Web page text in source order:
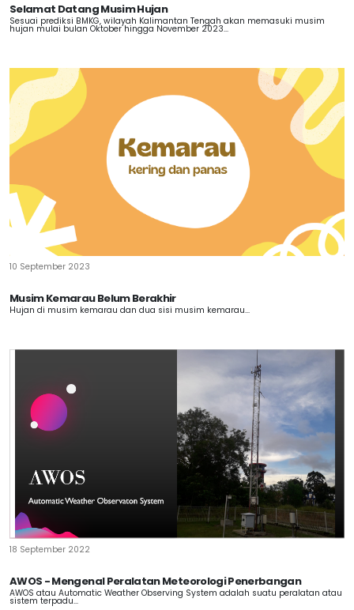
Selamat Datang Musim Hujan
Sesuai prediksi BMKG, wilayah Kalimantan Tengah akan memasuki musim
hujan mulai bulan Oktober hingga November 2023...
10 September 2023
Musim Kemarau Belum Berakhir
Hujan di musim kemarau dan dua sisi musim kemarau...
18 September 2022
AWOS - Mengenal Peralatan Meteorologi Penerbangan
AWOS atau Automatic Weather Observing System adalah suatu peralatan atau
sistem terpadu...